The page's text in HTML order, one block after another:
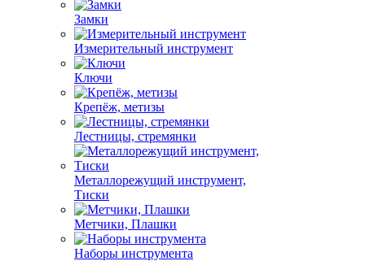
Замки
Измерительный инструмент
Ключи
Крепёж, метизы
Лестницы, стремянки
Металлорежущий инструмент,
Тиски
Метчики, Плашки
Наборы инструмента